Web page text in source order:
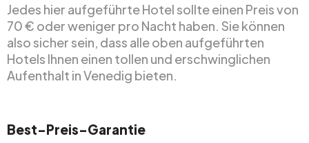
Jedes hier aufgeführte Hotel sollte einen Preis von
70 € oder weniger pro Nacht haben. Sie können
also sicher sein, dass alle oben aufgeführten
Hotels Ihnen einen tollen und erschwinglichen
Aufenthalt in Venedig bieten.
Best-Preis-Garantie